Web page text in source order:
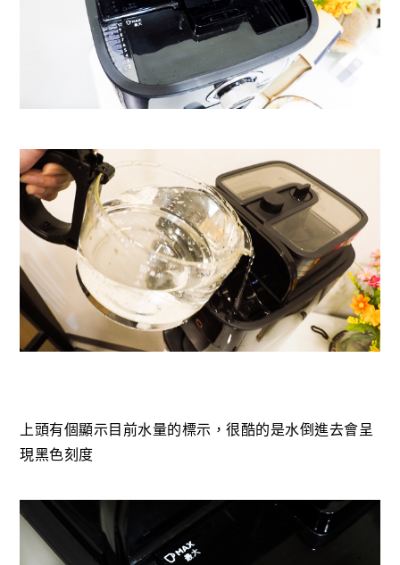
上頭有個顯示目前水量的標示，很酷的是水倒進去會呈
現黑色刻度